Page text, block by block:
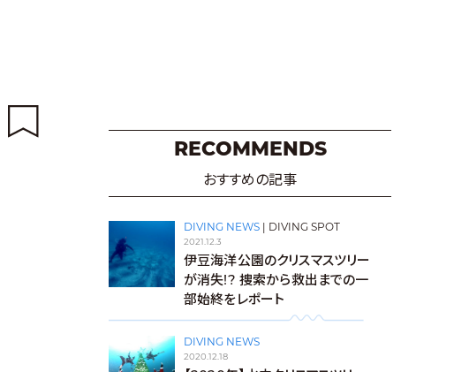
RECOMMENDS
おすすめの記事
DIVING NEWS | DIVING SPOT
2021.12.3
伊豆海洋公園のクリスマスツリー
が消失!? 捜索から救出までの一
部始終をレポート
DIVING NEWS
2020.12.18